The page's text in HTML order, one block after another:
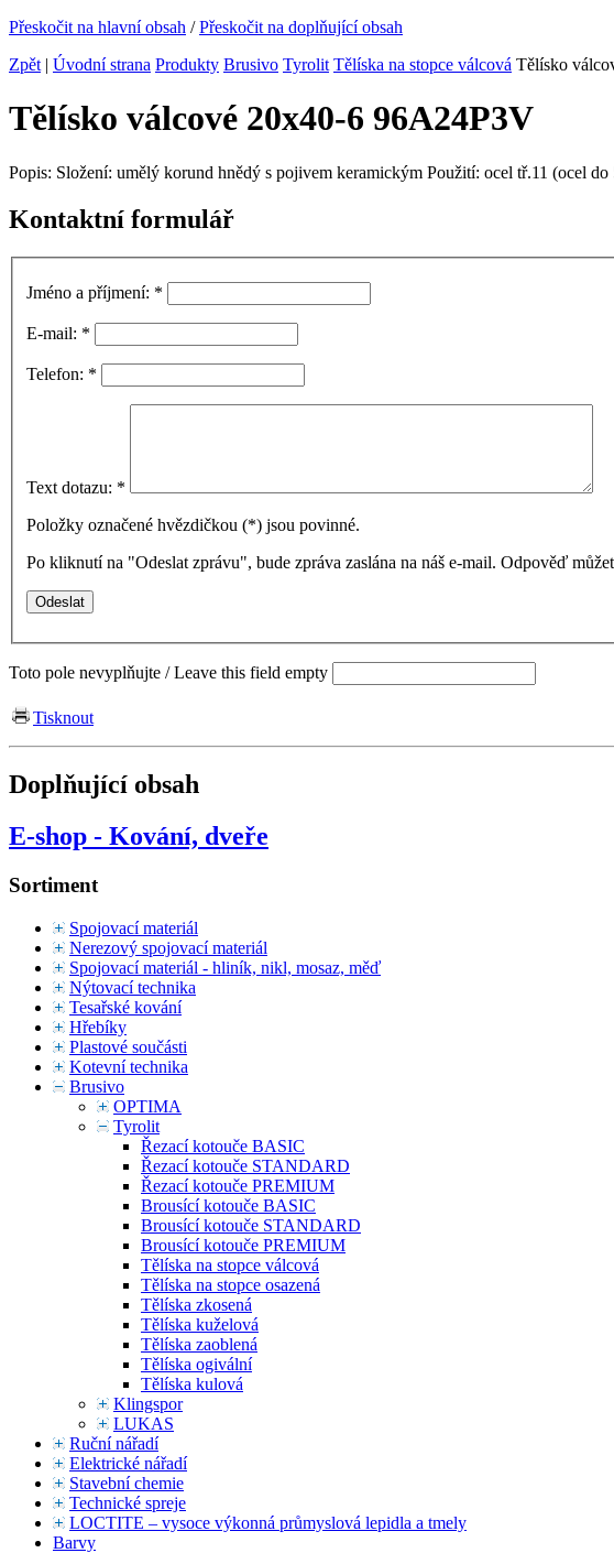
Přeskočit na hlavní obsah /Přeskočit na doplňující obsah
Zpět | Úvodní strana Produkty Brusivo Tyrolit Tělíska na stopce válcová Tělísko
Tělísko válcové 20x40-6 96A24P3V
Popis: Složení: umělý korund hnědý s pojivem keramickým Použití: ocel tř.11 (ocel do
Kontaktní formulář
Jméno a příjmení: *
E-mail: *
Telefon: *
Text dotazu: *
Položky označené hvězdičkou (*) jsou povinné.
Po kliknutí na "Odeslat zprávu", bude zpráva zaslána na náš e-mail. Odpověď
Toto pole nevyplňujte / Leave this field empty
Tisknout
Doplňující obsah
E-shop - Kování, dveře
Sortiment
Spojovací materiál
Nerezový spojovací materiál
Spojovací materiál - hliník, nikl, mosaz, měď
Nýtovací technika
Tesařské kování
Hřebíky
Plastové součásti
Kotevní technika
Brusivo
OPTIMA
Tyrolit
Řezací kotouče BASIC
Řezací kotouče STANDARD
Řezací kotouče PREMIUM
Brousící kotouče BASIC
Brousící kotouče STANDARD
Brousící kotouče PREMIUM
Tělíska na stopce válcová
Tělíska na stopce osazená
Tělíska zkosená
Tělíska kuželová
Tělíska zaoblená
Tělíska ogivální
Tělíska kulová
Klingspor
LUKAS
Ruční nářadí
Elektrické nářadí
Stavební chemie
Technické spreje
LOCTITE – vysoce výkonná průmyslová lepidla a tmely
Barvy